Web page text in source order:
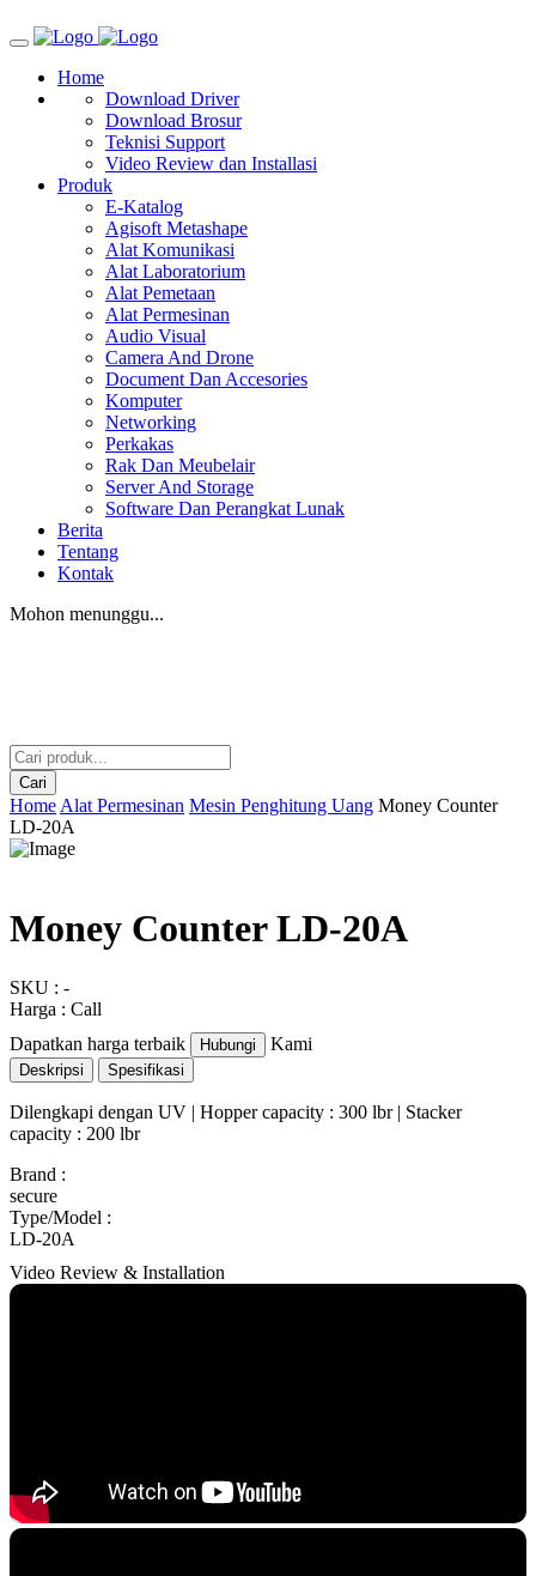
Home
Download Driver
Download Brosur
Teknisi Support
Video Review dan Installasi
Produk
E-Katalog
Agisoft Metashape
Alat Komunikasi
Alat Laboratorium
Alat Pemetaan
Alat Permesinan
Audio Visual
Camera And Drone
Document Dan Accesories
Komputer
Networking
Perkakas
Rak Dan Meubelair
Server And Storage
Software Dan Perangkat Lunak
Berita
Tentang
Kontak
Mohon menunggu...
Cari
Home Alat Permesinan Mesin Penghitung Uang Money Counter
LD-20A
Money Counter LD-20A
SKU : -
Harga : Call
Dapatkan harga terbaik
Hubungi Kami
Deskripsi Spesifikasi
Dilengkapi dengan UV | Hopper capacity : 300 lbr | Stacker
capacity : 200 lbr
Brand :
secure
Type/Model :
LD-20A
Video Review & Installation